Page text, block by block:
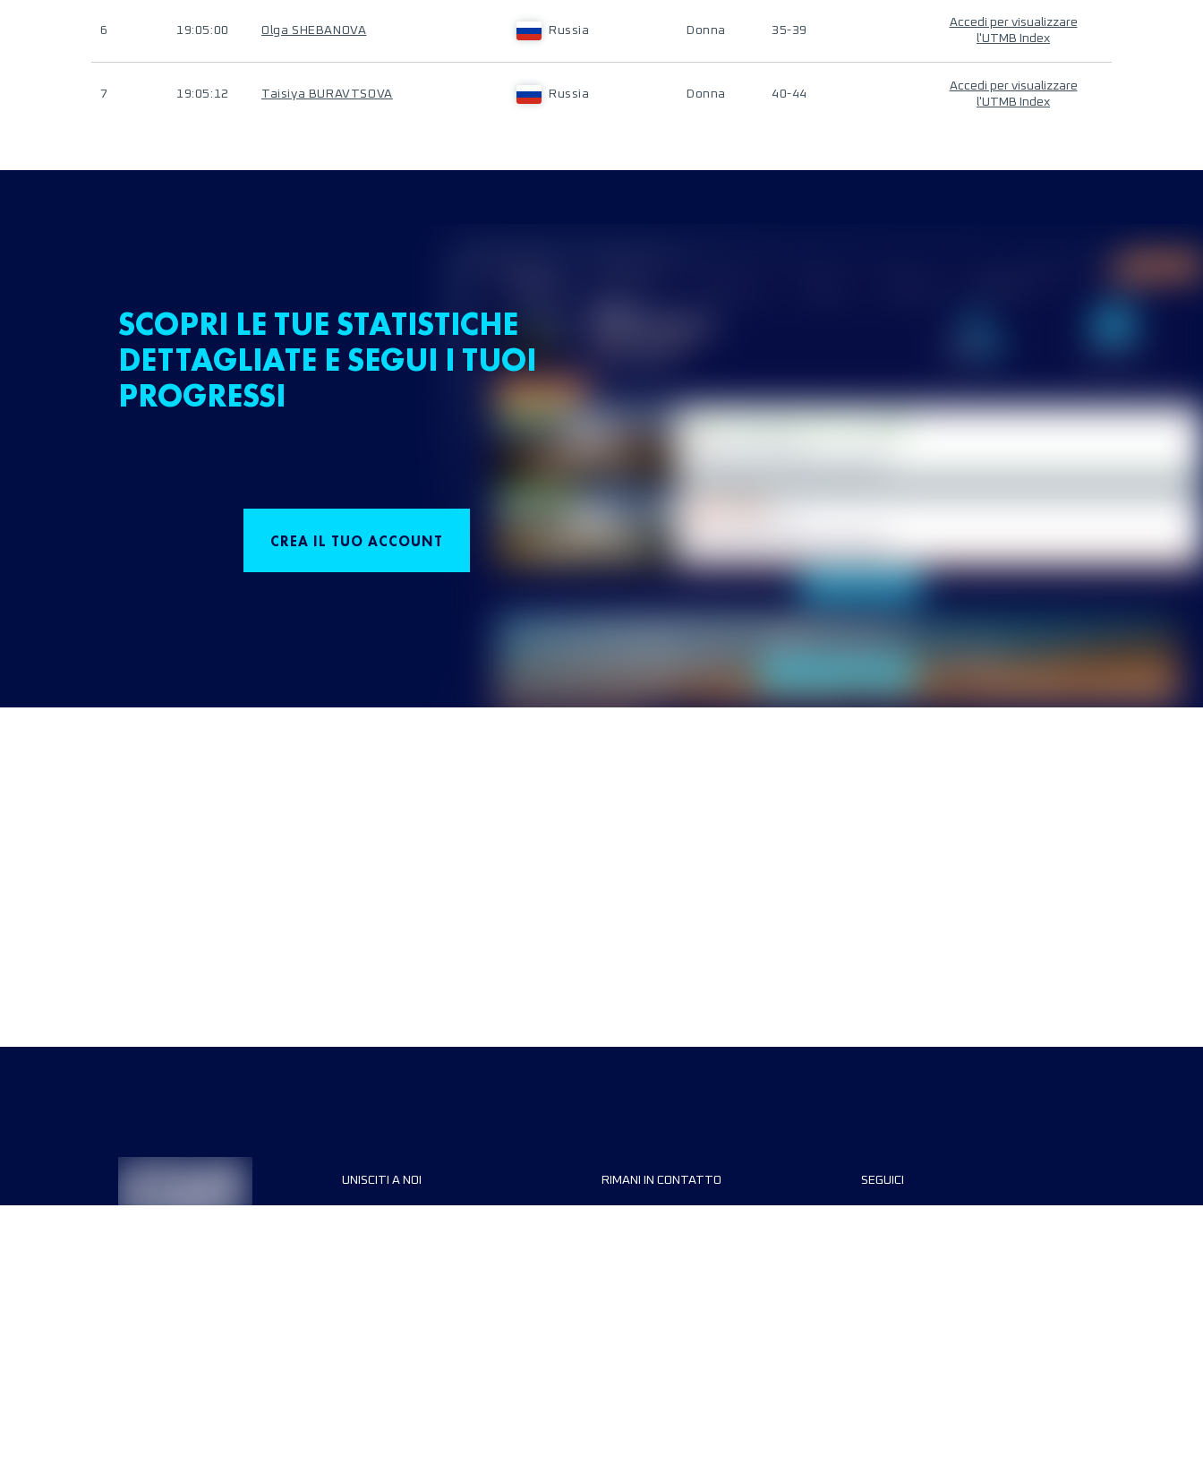
6 19:05:00 Olga SHEBANOVA Russia Donna 35-39
Accedi per visualizzare
l'UTMB Index
7 19:05:12 Taisiya BURAVTSOVA Russia Donna 40-44
Accedi per visualizzare
l'UTMB Index
SCOPRI LE TUE STATISTICHE
DETTAGLIATE E SEGUI I TUOI
PROGRESSI
CREA IL TUO ACCOUNT
UNISCITI A NOI RIMANI IN CONTATTO SEGUICI